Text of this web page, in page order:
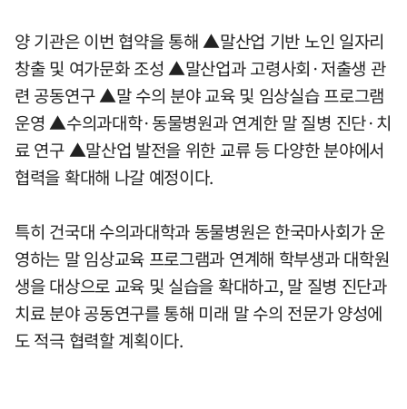
양 기관은 이번 협약을 통해 ▲말산업 기반 노인 일자리
창출 및 여가문화 조성 ▲말산업과 고령사회·저출생 관
련 공동연구 ▲말 수의 분야 교육 및 임상실습 프로그램
운영 ▲수의과대학·동물병원과 연계한 말 질병 진단·치
료 연구 ▲말산업 발전을 위한 교류 등 다양한 분야에서
협력을 확대해 나갈 예정이다.
특히 건국대 수의과대학과 동물병원은 한국마사회가 운
영하는 말 임상교육 프로그램과 연계해 학부생과 대학원
생을 대상으로 교육 및 실습을 확대하고, 말 질병 진단과
치료 분야 공동연구를 통해 미래 말 수의 전문가 양성에
도 적극 협력할 계획이다.